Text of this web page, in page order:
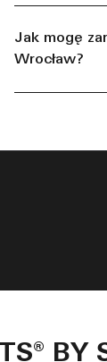
Jak mogę
Wrocław?
BY